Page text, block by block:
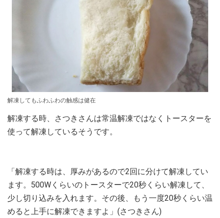
解凍してもふわふわの触感は健在
解凍する時、さつきさんは常温解凍ではなくトースターを
使って解凍しているそうです。
「解凍する時は、厚みがあるので2回に分けて解凍してい
ます。500Wくらいのトースターで20秒くらい解凍して、
少し切り込みを入れます。その後、もう一度20秒くらい温
めると上手に解凍できますよ」(さつきさん)